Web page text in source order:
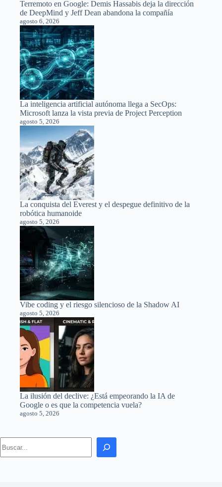
Terremoto en Google: Demis Hassabis deja la dirección
de DeepMind y Jeff Dean abandona la compañía
agosto 6, 2026
La inteligencia artificial autónoma llega a SecOps:
Microsoft lanza la vista previa de Project Perception
agosto 5, 2026
La conquista del Everest y el despegue definitivo de la
robótica humanoide
agosto 5, 2026
Vibe coding y el riesgo silencioso de la Shadow AI
agosto 5, 2026
La ilusión del declive: ¿Está empeorando la IA de
Google o es que la competencia vuela?
agosto 5, 2026